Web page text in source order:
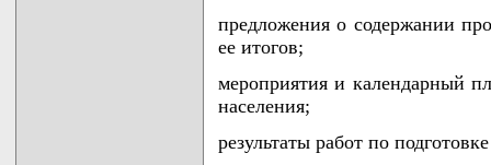
предложения о содержании
ее итогов;
мероприятия и календарный
населения;
результаты работ по